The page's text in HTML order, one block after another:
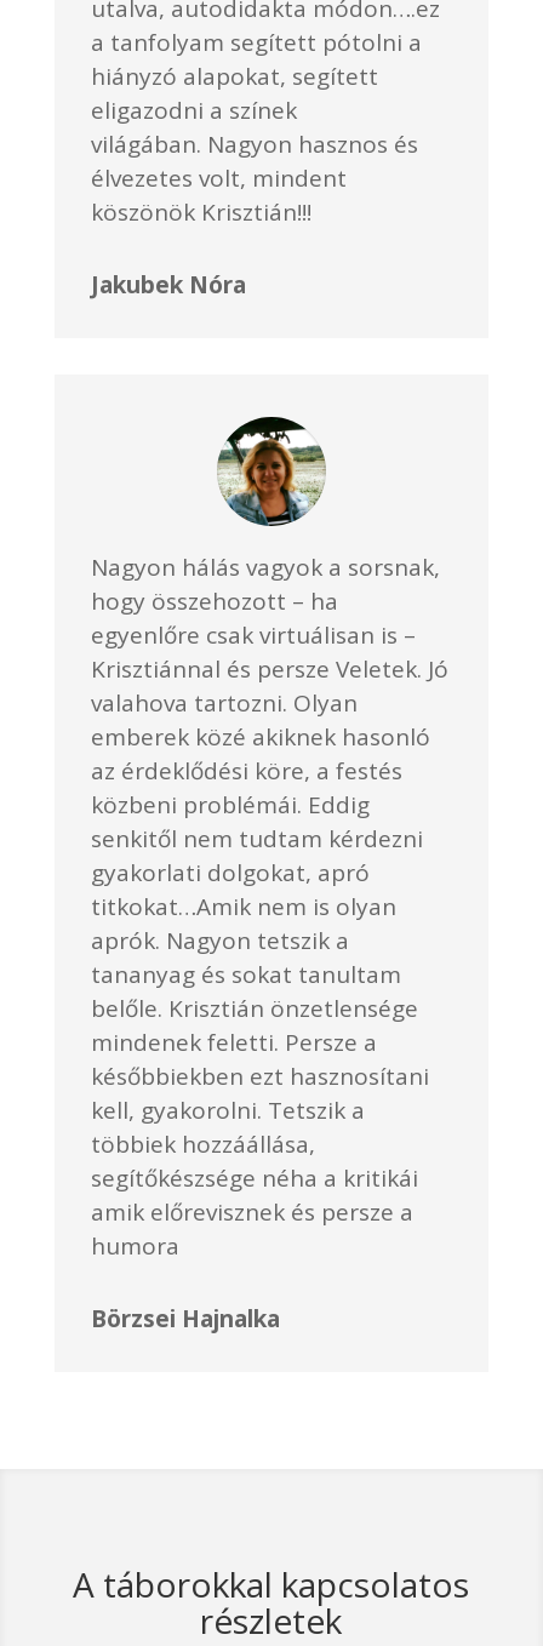
utalva, autodidakta módon….ez
a tanfolyam segített pótolni a
hiányzó alapokat, segített
eligazodni a színek
világában. Nagyon hasznos és
élvezetes volt, mindent
köszönök Krisztián!!!
Jakubek Nóra
Nagyon hálás vagyok a sorsnak,
hogy összehozott – ha
egyenlőre csak virtuálisan is –
Krisztiánnal és persze Veletek. Jó
valahova tartozni. Olyan
emberek közé akiknek hasonló
az érdeklődési köre, a festés
közbeni problémái. Eddig
senkitől nem tudtam kérdezni
gyakorlati dolgokat, apró
titkokat…Amik nem is olyan
aprók. Nagyon tetszik a
tananyag és sokat tanultam
belőle. Krisztián önzetlensége
mindenek feletti. Persze a
későbbiekben ezt hasznosítani
kell, gyakorolni. Tetszik a
többiek hozzáállása,
segítőkészsége néha a kritikái
amik előrevisznek és persze a
humora
Börzsei Hajnalka
A táborokkal kapcsolatos
részletek